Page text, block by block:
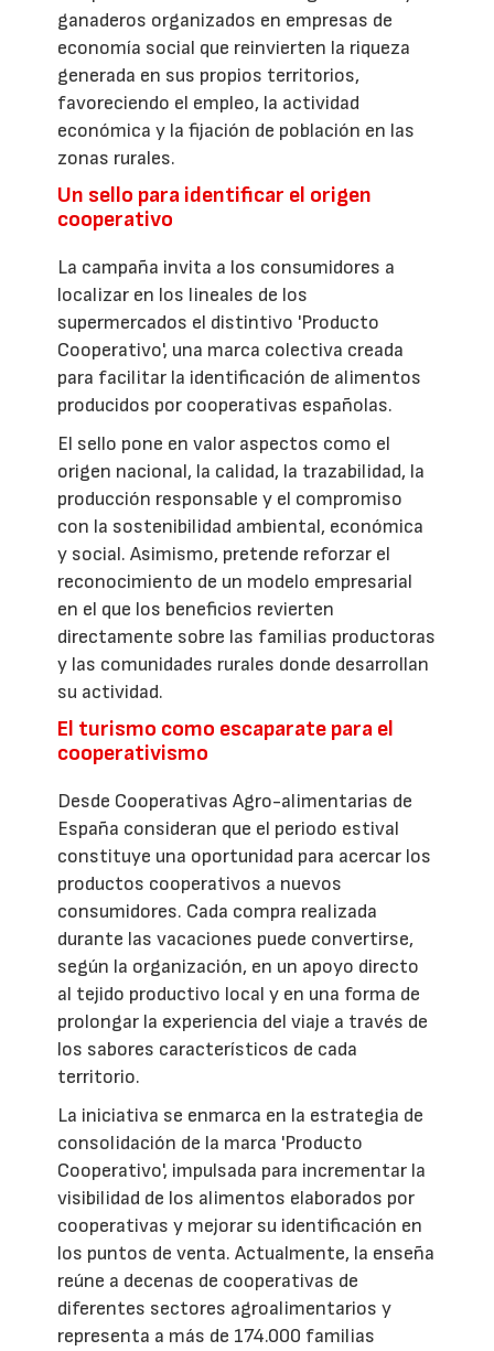
ganaderos organizados en empresas de
economía social que reinvierten la riqueza
generada en sus propios territorios,
favoreciendo el empleo, la actividad
económica y la fijación de población en las
zonas rurales.
Un sello para identificar el origen
cooperativo
La campaña invita a los consumidores a
localizar en los lineales de los
supermercados el distintivo 'Producto
Cooperativo', una marca colectiva creada
para facilitar la identificación de alimentos
producidos por cooperativas españolas.
El sello pone en valor aspectos como el
origen nacional, la calidad, la trazabilidad, la
producción responsable y el compromiso
con la sostenibilidad ambiental, económica
y social. Asimismo, pretende reforzar el
reconocimiento de un modelo empresarial
en el que los beneficios revierten
directamente sobre las familias productoras
y las comunidades rurales donde desarrollan
su actividad.
El turismo como escaparate para el
cooperativismo
Desde Cooperativas Agro-alimentarias de
España consideran que el periodo estival
constituye una oportunidad para acercar los
productos cooperativos a nuevos
consumidores. Cada compra realizada
durante las vacaciones puede convertirse,
según la organización, en un apoyo directo
al tejido productivo local y en una forma de
prolongar la experiencia del viaje a través de
los sabores característicos de cada
territorio.
La iniciativa se enmarca en la estrategia de
consolidación de la marca 'Producto
Cooperativo', impulsada para incrementar la
visibilidad de los alimentos elaborados por
cooperativas y mejorar su identificación en
los puntos de venta. Actualmente, la enseña
reúne a decenas de cooperativas de
diferentes sectores agroalimentarios y
representa a más de 174.000 familias